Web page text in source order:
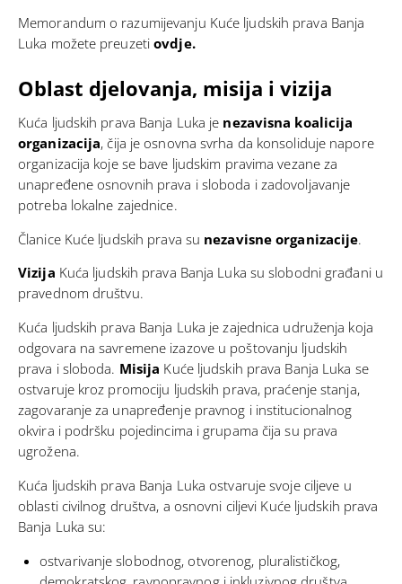
Memorandum o razumijevanju Kuće ljudskih prava Banja
Luka možete preuzeti ovdje.
Oblast djelovanja, misija i vizija
Kuća ljudskih prava Banja Luka je nezavisna koalicija
organizacija, čija je osnovna svrha da konsoliduje napore
organizacija koje se bave ljudskim pravima vezane za
unapređene osnovnih prava i sloboda i zadovoljavanje
potreba lokalne zajednice.
Članice Kuće ljudskih prava su nezavisne organizacije.
Vizija Kuća ljudskih prava Banja Luka su slobodni građani u
pravednom društvu.
Kuća ljudskih prava Banja Luka je zajednica udruženja koja
odgovara na savremene izazove u poštovanju ljudskih
prava i sloboda. Misija Kuće ljudskih prava Banja Luka se
ostvaruje kroz promociju ljudskih prava, praćenje stanja,
zagovaranje za unapređenje pravnog i institucionalnog
okvira i podršku pojedincima i grupama čija su prava
ugrožena.
Kuća ljudskih prava Banja Luka ostvaruje svoje ciljeve u
oblasti civilnog društva, a osnovni ciljevi Kuće ljudskih prava
Banja Luka su:
ostvarivanje slobodnog, otvorenog, pluralističkog,